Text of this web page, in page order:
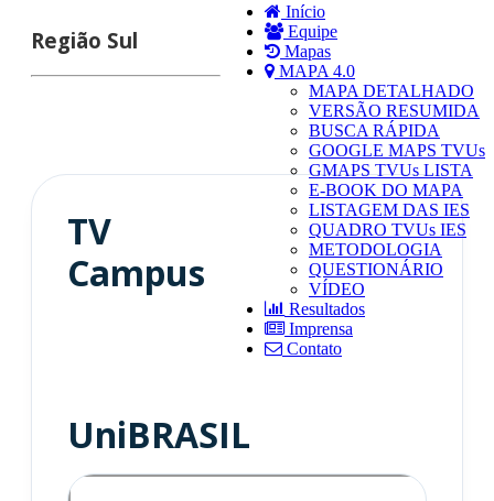
Início
Equipe
Mapas
MAPA 4.0
MAPA DETALHADO
VERSÃO RESUMIDA
BUSCA RÁPIDA
GOOGLE MAPS TVUs
GMAPS TVUs LISTA
E-BOOK DO MAPA
LISTAGEM DAS IES
QUADRO TVUs IES
METODOLOGIA
QUESTIONÁRIO
VÍDEO
Resultados
Imprensa
Contato
Região Sul
TV
Campus
UniBRASIL